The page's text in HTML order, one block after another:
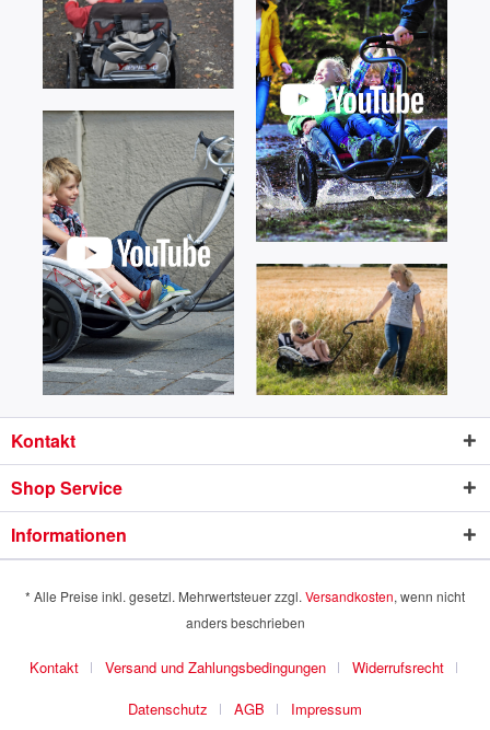
Kontakt
Shop Service
Informationen
* Alle Preise inkl. gesetzl. Mehrwertsteuer zzgl. Versandkosten, wenn nicht
anders beschrieben
Kontakt Versand und Zahlungsbedingungen
Widerrufsrecht
Datenschutz
AGB Impressum